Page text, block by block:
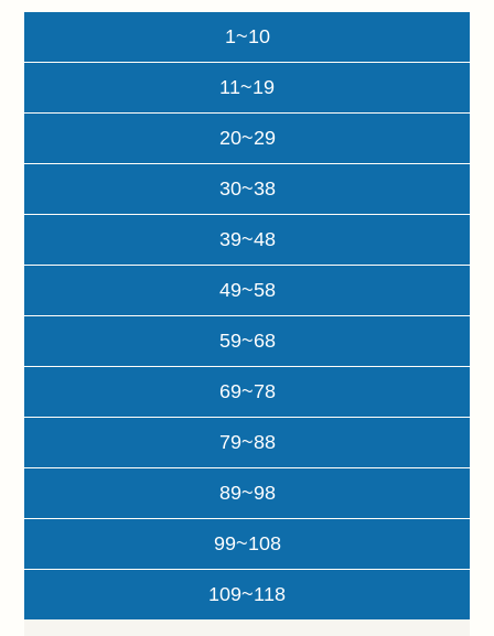
1~10
11~19
20~29
30~38
39~48
49~58
59~68
69~78
79~88
89~98
99~108
109~118